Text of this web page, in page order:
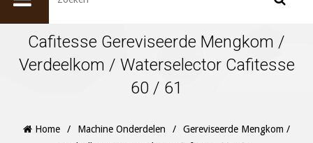
Cafitesse Gereviseerde Mengkom /
Verdeelkom / Waterselector Cafitesse
60 / 61
Home / Machine Onderdelen /
Gereviseerde Mengkom /